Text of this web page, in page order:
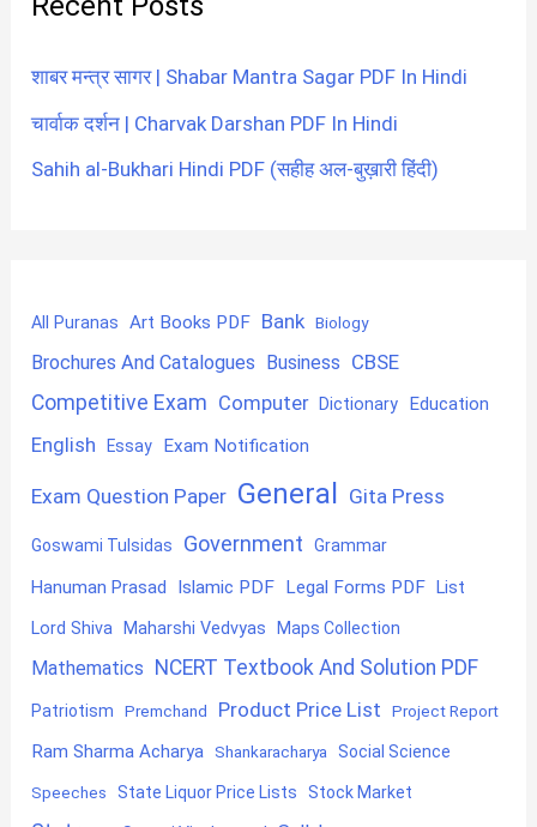
शाबर मन्त्र सागर | Shabar Mantra Sagar PDF In Hindi
चार्वाक दर्शन | Charvak Darshan PDF In Hindi
Sahih al-Bukhari Hindi PDF (सहीह अल-बुख़ारी हिंदी)
All Puranas Art Books PDF Bank Biology
Brochures And Catalogues Business CBSE
Competitive Exam Computer Dictionary Education
English Essay Exam Notification
Exam Question Paper General Gita Press
Goswami Tulsidas Government Grammar
Hanuman Prasad Islamic PDF Legal Forms PDF List
Lord Shiva Maharshi Vedvyas Maps Collection
Mathematics NCERT Textbook And Solution PDF
Patriotism Premchand Product Price List Project Report
Ram Sharma Acharya Shankaracharya Social Science
Speeches State Liquor Price Lists Stock Market